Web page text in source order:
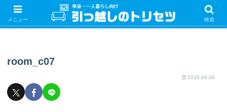
単身・一人暮らしの引っ越しをするときの手続き・やることを紹介！サクッと
引っ越しをしましょう♪
room_c07
2020.09.08
メニュー 検索